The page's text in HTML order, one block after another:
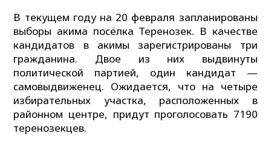
В текущем году на 20 февраля запланированы
выборы акима посёлка Теренозек. В качестве
кандидатов в акимы зарегистрированы три
гражданина. Двое из них выдвинуты
политической партией, один кандидат —
самовыдвиженец. Ожидается, что на четыре
избирательных участка, расположенных в
районном центре, придут проголосовать 7190
теренозекцев.